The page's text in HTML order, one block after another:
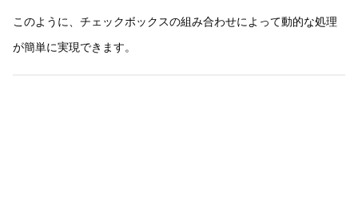
このように、チェックボックスの組み合わせによって動的な処理
が簡単に実現できます。